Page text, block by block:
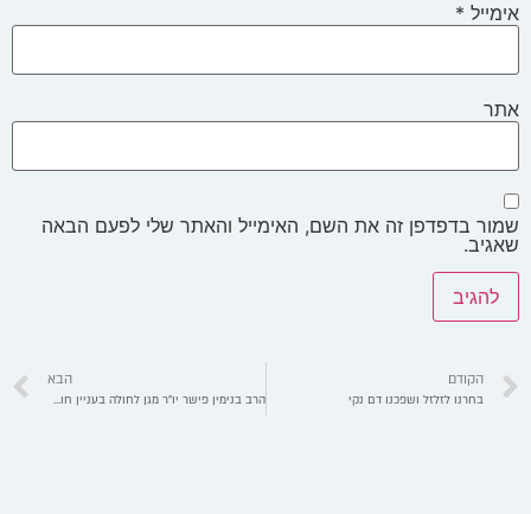
אימייל *
אתר
שמור בדפדפן זה את השם, האימייל והאתר שלי לפעם הבאה
שאגיב.
הקודם
בחרנו לזלזל ושפכנו דם נקי
הבא
הרב בנימין פישר יו"ר מגן לחולה בעניין חודש אדר והחיסונים